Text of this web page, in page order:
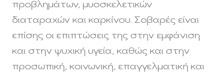
προβλημάτων, μυοσκελετικών
διαταραχών και καρκίνου. Σοβαρές είναι
επίσης οι επιπτώσεις της στην εμφάνιση
και στην ψυχική υγεία, καθώς και στην
προσωπική, κοινωνική, επαγγελματική και